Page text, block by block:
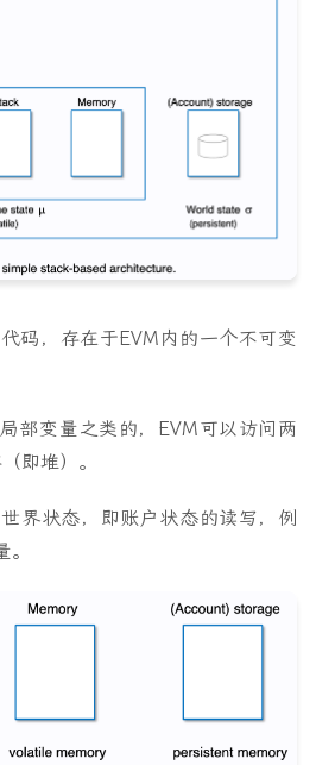
码，存在于EVM内的一个不可变
部变量之类的，EVM可以访问两
即堆）。
界状态，即账户状态的读写，例